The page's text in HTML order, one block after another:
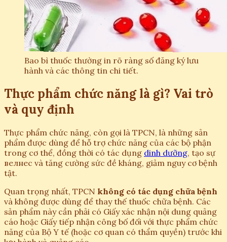
Bao bì thuốc thường in rõ ràng số đăng ký lưu
hành và các thông tin chi tiết.
Thực phẩm chức năng là gì? Vai trò
và quy định
Thực phẩm chức năng, còn gọi là TPCN, là những sản
phẩm được dùng để hỗ trợ chức năng của các bộ phận
trong cơ thể, đồng thời có tác dụng dinh dưỡng, tạo sự
велнес và tăng cường sức đề kháng, giảm nguy cơ bệnh
tật.
Quan trọng nhất, TPCN không có tác dụng chữa bệnh
và không được dùng để thay thế thuốc chữa bệnh. Các
sản phẩm này cần phải có Giấy xác nhận nội dung quảng
cáo hoặc Giấy tiếp nhận công bố đối với thực phẩm chức
năng của Bộ Y tế (hoặc cơ quan có thẩm quyền) trước khi